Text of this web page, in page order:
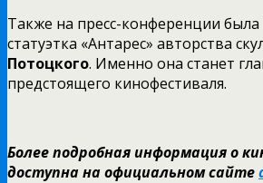
Также на пресс-конференции была
статуэтка «Антарес» авторства
Потоцкого. Именно она станет
предстоящего кинофестиваля.
Более подробная информация о
доступна на официальном сайте